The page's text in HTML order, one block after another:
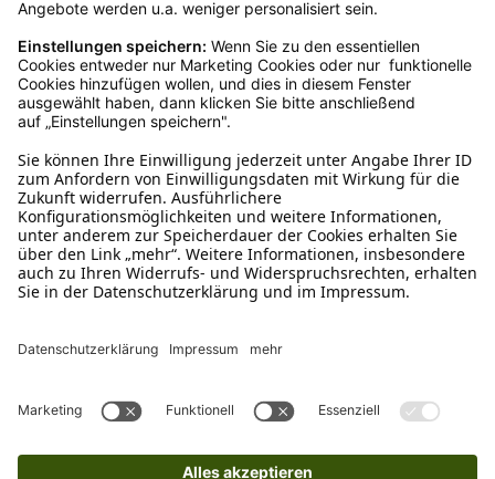
0800-28 18 78
Schreibe uns
verkauf@schecker.de
WhatsApp Support
+49 1520 8997191
Tritt unserem Newsletter bei
Barrierefreiheitserklärung Impressum